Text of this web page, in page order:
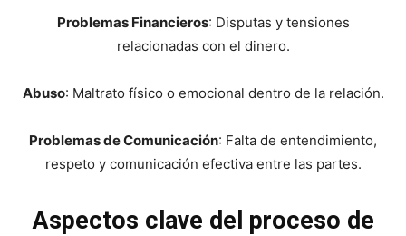
Problemas Financieros: Disputas y tensiones
relacionadas con el dinero.
Abuso: Maltrato físico o emocional dentro de la relación.
Problemas de Comunicación: Falta de entendimiento,
respeto y comunicación efectiva entre las partes.
Aspectos clave del proceso de